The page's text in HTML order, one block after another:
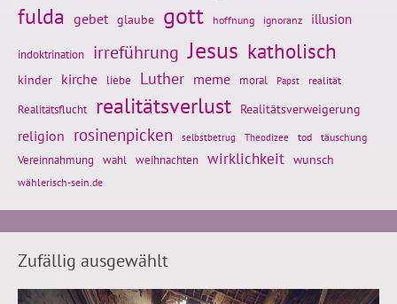
fulda gebet glaube gott hoffnung ignoranz illusion
indoktrination irreführung Jesus katholisch
kinder kirche liebe Luther meme moral Papst realität
Realitätsflucht realitätsverlust Realitätsverweigerung
religion rosinenpicken selbstbetrug Theodizee tod täuschung
Vereinnahmung wahl weihnachten wirklichkeit wunsch
wählerisch-sein.de
Zufällig ausgewählt